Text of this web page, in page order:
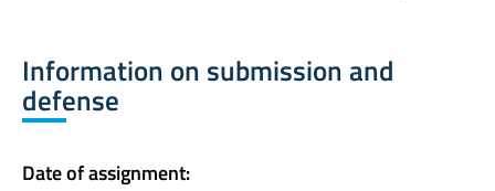
Information on submission and
defense
Date of assignment: